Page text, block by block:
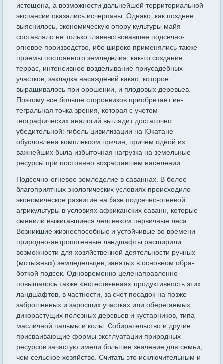
истощена, а возможности дальнейшей территори­альной
экспансии оказались исчерпаны. Однако, как позднее
выяснилось, экономическую опору культуры майя
составляло не только главенствовавшее подсечно-
огневое производство, ибо широко при­менялись также
приемы постоянного земледелия, как-то создание
террас, интенсивное возделывание приусадебных
участков, заклад­ка насаждений какао, которое
выращивалось при орошении, и пло­довых деревьев.
Поэтому все больше сторонников приобретает ин­
тегральная точка зрения, которая с учетом
географических анало­гий выглядит достаточно
убедительной: гибель цивилизации на Юкатане
обусловлена комплексом причин, причем одной из
важнейших была избыточная нагрузка на земельные
ресурсы при постоянно возраставшем населении.
Подсечно-огневое земледелие в саваннах. В более
благоприят­ных экологических условиях происходило
экономическое развитие на базе подсечно-огневой
агрикультуры в условиях африканских саванн, которые
сменили выжигавшиеся человеком первичные леса.
Возник­шие жизнеспособные и устойчивые во времени
природно-антропогенные ландшафты расширили
возможности для хозяйственной деятель­ности ручных
(мотыжных) земледельцев, занятых в основном обра­
боткой подсек. Одновременно целенаправленно
повышалось также «естественная» продуктивность этих
ландшафтов, в частности, за счет посадок на позже
заброшенных и заросших участках или оберегае­мых
дикорастущих полезных деревьев и кустарников, типа
масличной пальмы и колы. Собирательство и другие
присваивающие формы экс­плуатации природных
ресурсов зачастую имели большее значение для семьи,
чем сельское хозяйство. Считать это исключительным и